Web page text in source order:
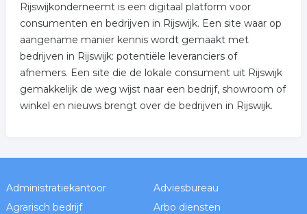
Rijswijkonderneemt is een digitaal platform voor
consumenten en bedrijven in Rijswijk. Een site waar op
aangename manier kennis wordt gemaakt met
bedrijven in Rijswijk: potentiële leveranciers of
afnemers. Een site die de lokale consument uit Rijswijk
gemakkelijk de weg wijst naar een bedrijf, showroom of
winkel en nieuws brengt over de bedrijven in Rijswijk.
Administratiekantoor
Adviesbureau
Agrarisch bedrijf
Arbo diensten